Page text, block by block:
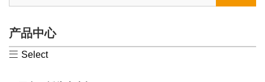
产品中心
 Select